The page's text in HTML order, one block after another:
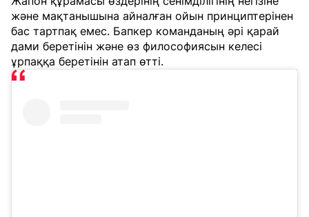
және мақтанышына айналған ойын принциптерінен
бас тартпақ емес. Бапкер команданың әрі қарай
дами беретінін және өз философиясын келесі
ұрпаққа беретінін атап өтті.